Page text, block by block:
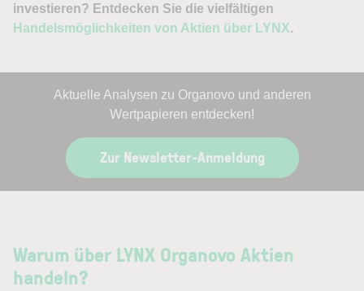
investieren? Entdecken Sie die vielfältigen
Handelsmöglichkeiten von Aktien über LYNX.
Aktuelle Analysen zu Organovo und anderen
Wertpapieren entdecken!
Zur Newsletter-Anmeldung
Warum über LYNX Organovo Aktien
handeln?